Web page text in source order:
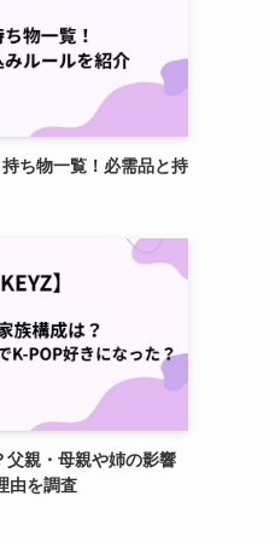
ち物一覧！必需品と持
父親・母親や姉の影響
由を調査